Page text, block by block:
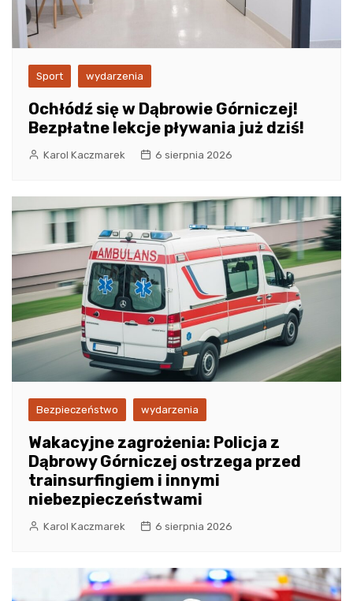
Sport wydarzenia
Ochłódź się w Dąbrowie Górniczej!
Bezpłatne lekcje pływania już dziś!
Karol Kaczmarek 6 sierpnia 2026
Bezpieczeństwo wydarzenia
Wakacyjne zagrożenia: Policja z
Dąbrowy Górniczej ostrzega przed
trainsurfingiem i innymi
niebezpieczeństwami
Karol Kaczmarek 6 sierpnia 2026